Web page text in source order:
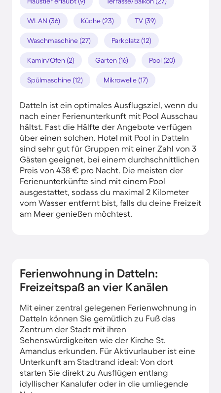
WLAN (36) Küche (23) TV (39)
Waschmaschine (27) Parkplatz (12)
Kamin/Ofen (2) Garten (16) Pool (20)
Spülmaschine (12) Mikrowelle (17)
Datteln ist ein optimales Ausflugsziel, wenn du
nach einer Ferienunterkunft mit Pool Ausschau
hältst. Fast die Hälfte der Angebote verfügen
über einen solchen. Hotel mit Pool in Datteln
sind sehr gut für Gruppen mit einer Zahl von 3
Gästen geeignet, bei einem durchschnittlichen
Preis von 438 € pro Nacht. Die meisten der
Ferienunterkünfte sind mit einem Pool
ausgestattet, sodass du maximal 2 Kilometer
vom Wasser entfernt bist, falls du deine Freizeit
am Meer genießen möchtest.
Ferienwohnung in Datteln:
Freizeitspaß an vier Kanälen
Mit einer zentral gelegenen Ferienwohnung in
Datteln können Sie gemütlich zu Fuß das
Zentrum der Stadt mit ihren
Sehenswürdigkeiten wie der Kirche St.
Amandus erkunden. Für Aktivurlauber ist eine
Unterkunft am Stadtrand ideal: Von dort
starten Sie direkt zu Ausflügen entlang
idyllischer Kanalufer oder in die umliegende